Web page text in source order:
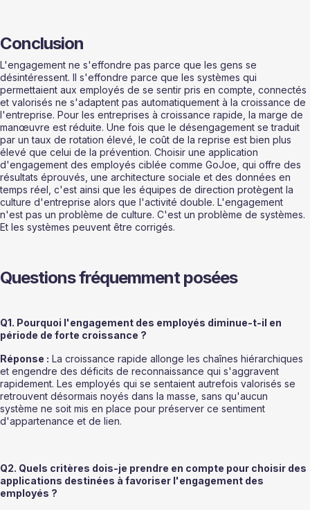
Conclusion
L'engagement ne s'effondre pas parce que les gens se
désintéressent. Il s'effondre parce que les systèmes qui
permettaient aux employés de se sentir pris en compte, connectés
et valorisés ne s'adaptent pas automatiquement à la croissance de
l'entreprise. Pour les entreprises à croissance rapide, la marge de
manœuvre est réduite. Une fois que le désengagement se traduit
par un taux de rotation élevé, le coût de la reprise est bien plus
élevé que celui de la prévention. Choisir une application
d'engagement des employés ciblée comme GoJoe, qui offre des
résultats éprouvés, une architecture sociale et des données en
temps réel, c'est ainsi que les équipes de direction protègent la
culture d'entreprise alors que l'activité double. L'engagement
n'est pas un problème de culture. C'est un problème de systèmes.
Et les systèmes peuvent être corrigés.
Questions fréquemment posées
Q1. Pourquoi l'engagement des employés diminue-t-il en
période de forte croissance ?
Réponse : La croissance rapide allonge les chaînes hiérarchiques
et engendre des déficits de reconnaissance qui s'aggravent
rapidement. Les employés qui se sentaient autrefois valorisés se
retrouvent désormais noyés dans la masse, sans qu'aucun
système ne soit mis en place pour préserver ce sentiment
d'appartenance et de lien.
Q2. Quels critères dois-je prendre en compte pour choisir des
applications destinées à favoriser l'engagement des
employés ?